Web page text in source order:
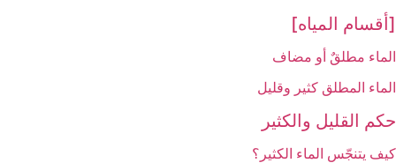
[أقسام المياه‏]
الماء مطلقٌ أو مضاف
الماء المطلق كثير وقليل
حكم القليل والكثير
كيف يتنجّس الماء الكثير؟